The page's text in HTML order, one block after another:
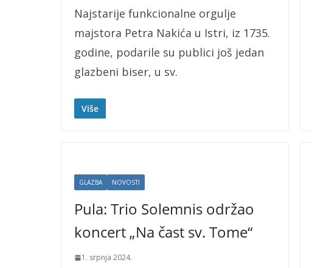
Najstarije funkcionalne orgulje
majstora Petra Nakića u Istri, iz 1735.
godine, podarile su publici još jedan
glazbeni biser, u sv.
Više
GLAZBA NOVOSTI
Pula: Trio Solemnis održao
koncert „Na čast sv. Tome“
1. srpnja 2024.